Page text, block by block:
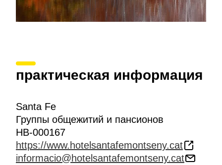
практическая информация
Santa Fe
Группы общежитий и пансионов
HB-000167
https://www.hotelsantafemontseny.cat
informacio@hotelsantafemontseny.cat